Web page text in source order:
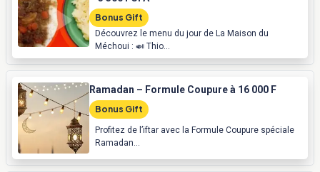
Bonus Gift
Découvrez le menu du jour de La Maison du
Méchoui : 🍛 Thio...
Ramadan – Formule Coupure à 16 000 F
Bonus Gift
Profitez de l’iftar avec la Formule Coupure spéciale
Ramadan...